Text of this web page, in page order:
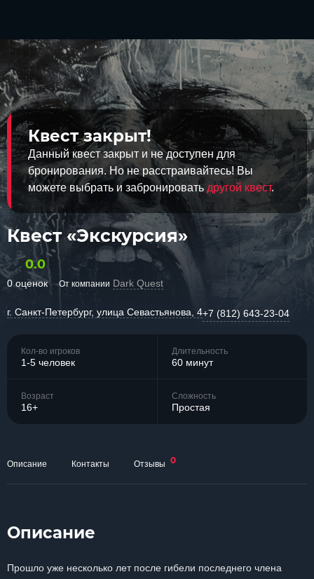
Квест закрыт!
Данный квест закрыт и не доступен для
бронирования. Но не расстраивайтесь! Вы
можете выбрать и забронировать другой квест.
Квест «Экскурсия»
0.0
0 оценок От компании Dark Quest
г. Санкт-Петербург, улица Севастьянова, 4+7 (812) 643-23-04
Кол-во игроков
1-5 человек
Длительность
60 минут
Возраст
16+
Сложность
Простая
Описание Контакты Отзывы 0
Описание
Прошло уже несколько лет после гибели последнего члена